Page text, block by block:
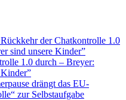
der Chatkontrolle 1.0
sind unsere Kinder”
1.0 durch – Breyer:
drängt das EU-
zur Selbstaufgabe